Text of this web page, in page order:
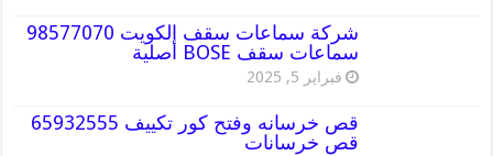
شركة سماعات سقف الكويت 98577070
سماعات سقف BOSE أصلية
فبراير 5, 2025
قص خرسانه وفتح كور تكييف 65932555
قص خرسانات